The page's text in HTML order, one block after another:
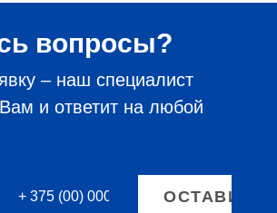
вопросы?
– наш специалист
и ответит на любой